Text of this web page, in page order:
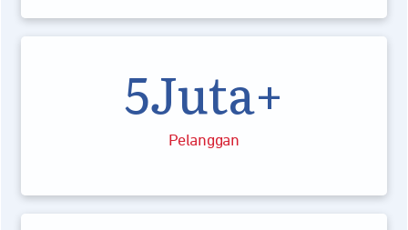
5Juta+
Pelanggan